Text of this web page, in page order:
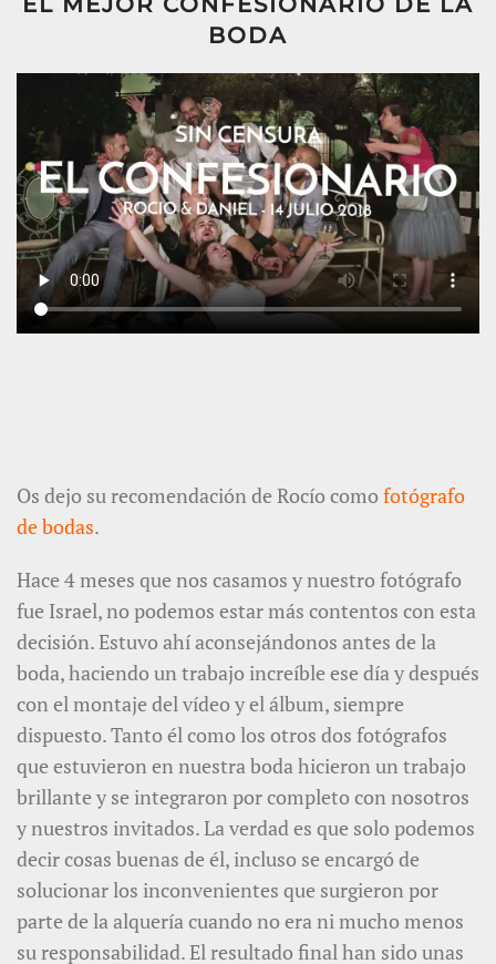
BODA
Os dejo su recomendación de Rocío comofotógrafo
de bodas.
Hace 4 meses que nos casamos y nuestro fotógrafo
fue Israel, no podemos estar más contentos con esta
decisión. Estuvo ahí aconsejándonos antes de la
boda, haciendo un trabajo increíble ese día y después
con el montaje del vídeo y el álbum, siempre
dispuesto. Tanto él como los otros dos fotógrafos
que estuvieron en nuestra boda hicieron un trabajo
brillante y se integraron por completo con nosotros
y nuestros invitados. La verdad es que solo podemos
decir cosas buenas de él, incluso se encargó de
solucionar los inconvenientes que surgieron por
parte de la alquería cuando no era ni mucho menos
su responsabilidad. El resultado final han sido unas